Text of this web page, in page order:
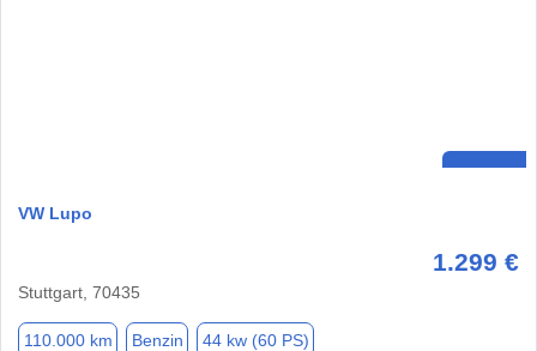
VW Lupo
1.299 €
Stuttgart, 70435
110.000 km Benzin 44 kw (60 PS)